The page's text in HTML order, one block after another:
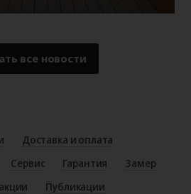
все новости
Доставка и оплата
Сервис Гарантия
Замер
Публикации